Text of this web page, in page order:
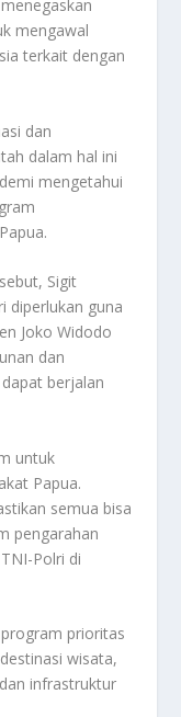
mengawal
terkait dengan
dan
dalam hal ini
mengetahui
Sigit
diperlukan guna
Joko Widodo
dan
berjalan
untuk
Papua.
semua bisa
pengarahan
Polri di
prioritas
wisata,
infrastruktur